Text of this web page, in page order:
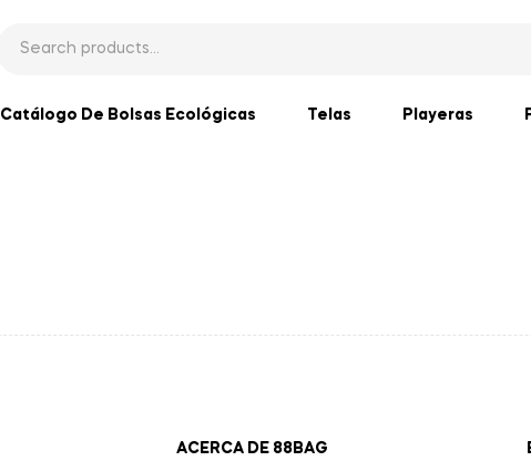
Catálogo De Bolsas Ecológicas Telas Playeras
ACERCA DE 88BAG